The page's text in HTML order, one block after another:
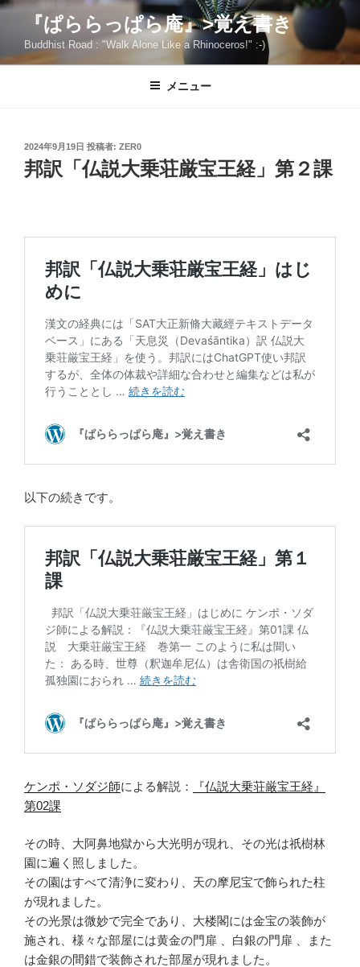
コ
ン
『ぱららっぱら庵』>覚え書き
Buddhist Road : "Walk Alone Like a Rhinoceros!" :-)
メニュー
投
稿
日:
2024年9月19日 投稿者: ZER0
邦訳「仏説大乗荘厳宝王経」第２課
以下の続きです。
ケンポ・ソダジ師による解説：
『仏説大乗荘厳宝王経』
第02課
その時、大阿鼻地獄から大光明が現れ、その光は祇樹林
園に遍く照しました。
その園はすべて清浄に変わり、天の摩尼宝で飾られた柱
が現れました。
その光景は微妙で完全であり、大楼閣には金宝の装飾が
施され、様々な部屋には黄金の門扉 、白銀の門扉 、また
は金銀の間錯で装飾された部屋が現れました。